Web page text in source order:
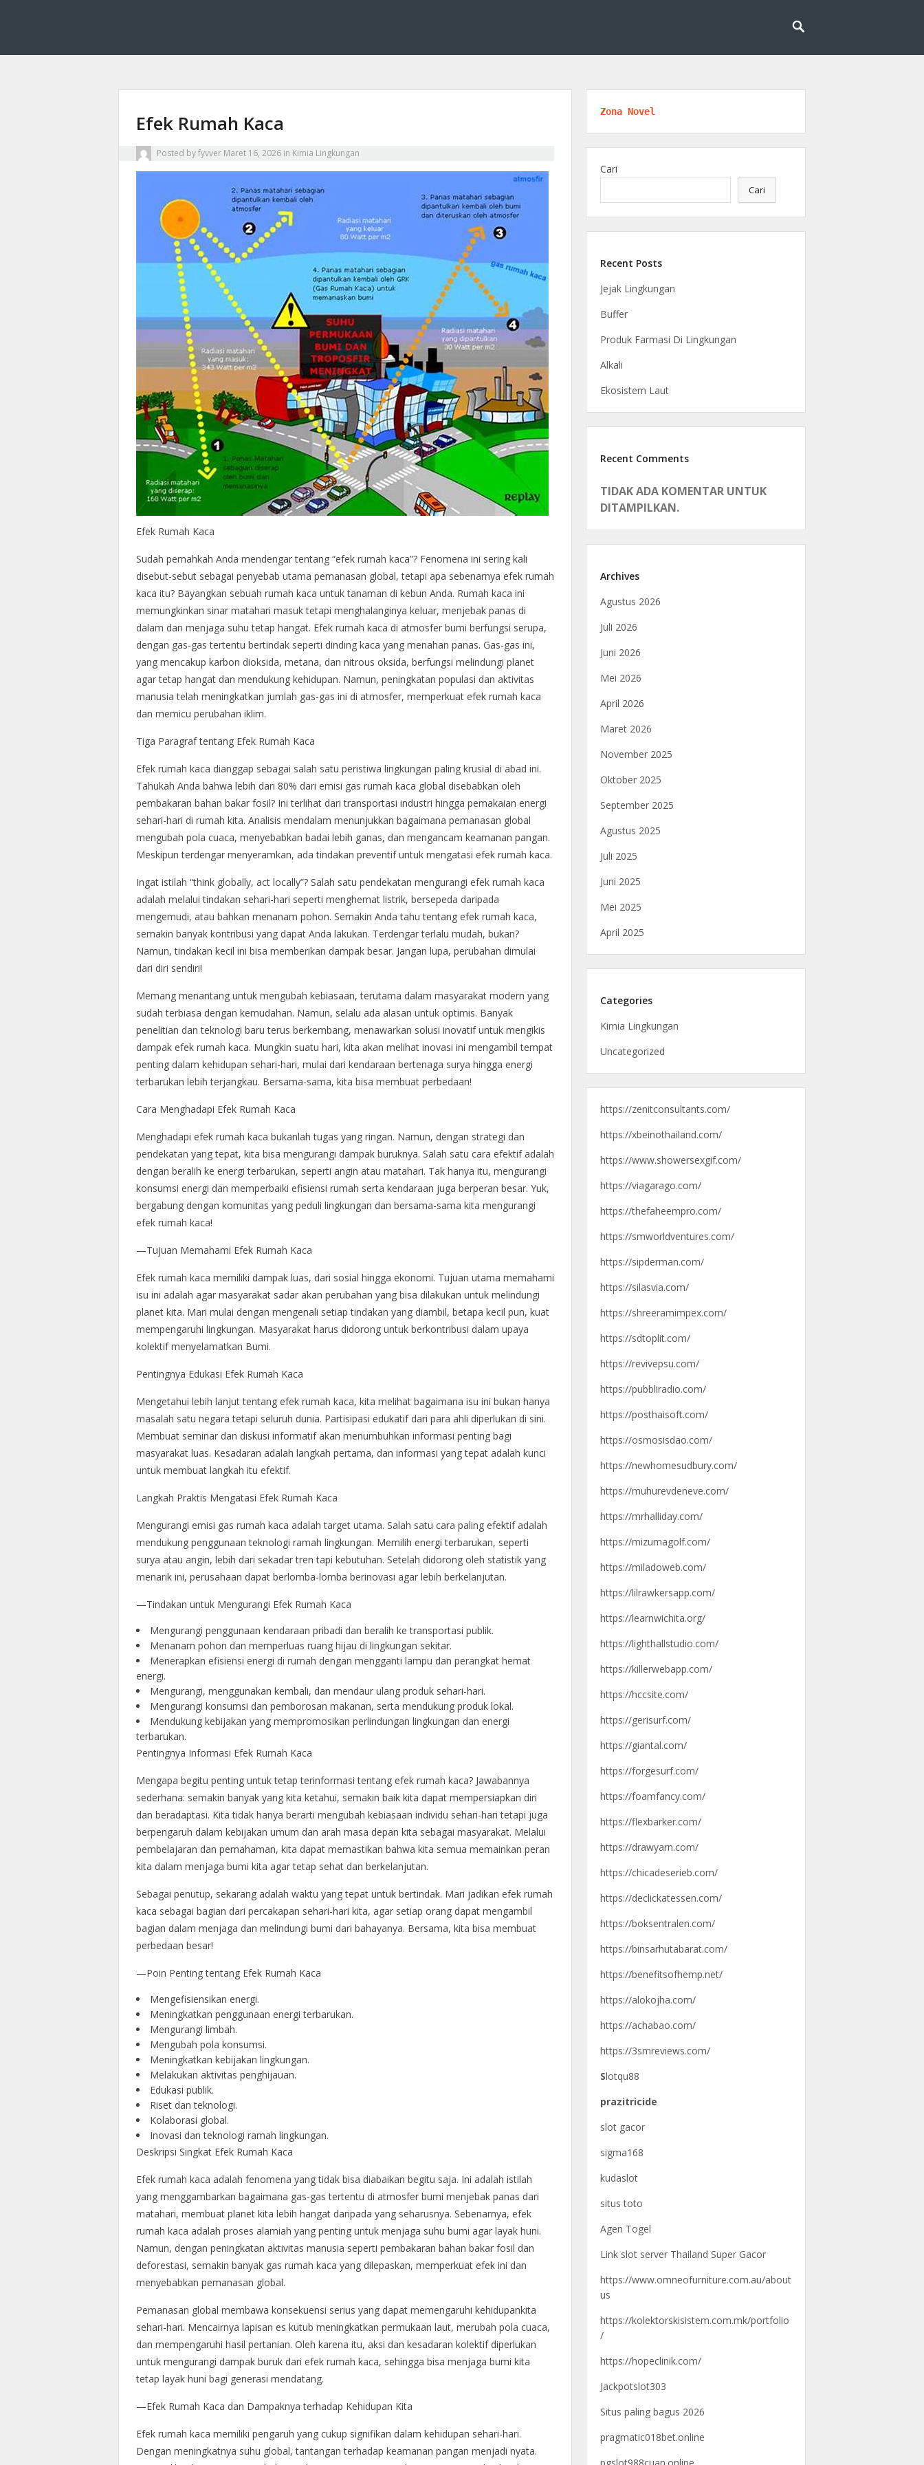
Efek Rumah Kaca
Posted byfyvver Maret 16, 2026 in Kimia Lingkungan
Efek Rumah Kaca
Sudah pernahkah Anda mendengar tentang “efek rumah kaca”? Fenomena ini sering kali
disebut-sebut sebagai penyebab utama pemanasan global, tetapi apa sebenarnya efek rumah
kaca itu? Bayangkan sebuah rumah kaca untuk tanaman di kebun Anda. Rumah kaca ini
memungkinkan sinar matahari masuk tetapi menghalanginya keluar, menjebak panas di
dalam dan menjaga suhu tetap hangat. Efek rumah kaca di atmosfer bumi berfungsi serupa,
dengan gas-gas tertentu bertindak seperti dinding kaca yang menahan panas. Gas-gas ini,
yang mencakup karbon dioksida, metana, dan nitrous oksida, berfungsi melindungi planet
agar tetap hangat dan mendukung kehidupan. Namun, peningkatan populasi dan aktivitas
manusia telah meningkatkan jumlah gas-gas ini di atmosfer, memperkuat efek rumah kaca
dan memicu perubahan iklim.
Tiga Paragraf tentang Efek Rumah Kaca
Efek rumah kaca dianggap sebagai salah satu peristiwa lingkungan paling krusial di abad ini.
Tahukah Anda bahwa lebih dari 80% dari emisi gas rumah kaca global disebabkan oleh
pembakaran bahan bakar fosil? Ini terlihat dari transportasi industri hingga pemakaian energi
sehari-hari di rumah kita. Analisis mendalam menunjukkan bagaimana pemanasan global
mengubah pola cuaca, menyebabkan badai lebih ganas, dan mengancam keamanan pangan.
Meskipun terdengar menyeramkan, ada tindakan preventif untuk mengatasi efek rumah kaca.
Ingat istilah “think globally, act locally”? Salah satu pendekatan mengurangi efek rumah kaca
adalah melalui tindakan sehari-hari seperti menghemat listrik, bersepeda daripada
mengemudi, atau bahkan menanam pohon. Semakin Anda tahu tentang efek rumah kaca,
semakin banyak kontribusi yang dapat Anda lakukan. Terdengar terlalu mudah, bukan?
Namun, tindakan kecil ini bisa memberikan dampak besar. Jangan lupa, perubahan dimulai
dari diri sendiri!
Memang menantang untuk mengubah kebiasaan, terutama dalam masyarakat modern yang
sudah terbiasa dengan kemudahan. Namun, selalu ada alasan untuk optimis. Banyak
penelitian dan teknologi baru terus berkembang, menawarkan solusi inovatif untuk mengikis
dampak efek rumah kaca. Mungkin suatu hari, kita akan melihat inovasi ini mengambil tempat
penting dalam kehidupan sehari-hari, mulai dari kendaraan bertenaga surya hingga energi
terbarukan lebih terjangkau. Bersama-sama, kita bisa membuat perbedaan!
Cara Menghadapi Efek Rumah Kaca
Menghadapi efek rumah kaca bukanlah tugas yang ringan. Namun, dengan strategi dan
pendekatan yang tepat, kita bisa mengurangi dampak buruknya. Salah satu cara efektif adalah
dengan beralih ke energi terbarukan, seperti angin atau matahari. Tak hanya itu, mengurangi
konsumsi energi dan memperbaiki efisiensi rumah serta kendaraan juga berperan besar. Yuk,
bergabung dengan komunitas yang peduli lingkungan dan bersama-sama kita mengurangi
efek rumah kaca!
—Tujuan Memahami Efek Rumah Kaca
Efek rumah kaca memiliki dampak luas, dari sosial hingga ekonomi. Tujuan utama memahami
isu ini adalah agar masyarakat sadar akan perubahan yang bisa dilakukan untuk melindungi
planet kita. Mari mulai dengan mengenali setiap tindakan yang diambil, betapa kecil pun, kuat
mempengaruhi lingkungan. Masyarakat harus didorong untuk berkontribusi dalam upaya
kolektif menyelamatkan Bumi.
Pentingnya Edukasi Efek Rumah Kaca
Mengetahui lebih lanjut tentang efek rumah kaca, kita melihat bagaimana isu ini bukan hanya
masalah satu negara tetapi seluruh dunia. Partisipasi edukatif dari para ahli diperlukan di sini.
Membuat seminar dan diskusi informatif akan menumbuhkan informasi penting bagi
masyarakat luas. Kesadaran adalah langkah pertama, dan informasi yang tepat adalah kunci
untuk membuat langkah itu efektif.
Langkah Praktis Mengatasi Efek Rumah Kaca
Mengurangi emisi gas rumah kaca adalah target utama. Salah satu cara paling efektif adalah
mendukung penggunaan teknologi ramah lingkungan. Memilih energi terbarukan, seperti
surya atau angin, lebih dari sekadar tren tapi kebutuhan. Setelah didorong oleh statistik yang
menarik ini, perusahaan dapat berlomba-lomba berinovasi agar lebih berkelanjutan.
—Tindakan untuk Mengurangi Efek Rumah Kaca
Mengurangi penggunaan kendaraan pribadi dan beralih ke transportasi publik.
Menanam pohon dan memperluas ruang hijau di lingkungan sekitar.
Menerapkan efisiensi energi di rumah dengan mengganti lampu dan perangkat hemat
energi.
Mengurangi, menggunakan kembali, dan mendaur ulang produk sehari-hari.
Mengurangi konsumsi dan pemborosan makanan, serta mendukung produk lokal.
Mendukung kebijakan yang mempromosikan perlindungan lingkungan dan energi
terbarukan.
Pentingnya Informasi Efek Rumah Kaca
Mengapa begitu penting untuk tetap terinformasi tentang efek rumah kaca? Jawabannya
sederhana: semakin banyak yang kita ketahui, semakin baik kita dapat mempersiapkan diri
dan beradaptasi. Kita tidak hanya berarti mengubah kebiasaan individu sehari-hari tetapi juga
berpengaruh dalam kebijakan umum dan arah masa depan kita sebagai masyarakat. Melalui
pembelajaran dan pemahaman, kita dapat memastikan bahwa kita semua memainkan peran
kita dalam menjaga bumi kita agar tetap sehat dan berkelanjutan.
Sebagai penutup, sekarang adalah waktu yang tepat untuk bertindak. Mari jadikan efek rumah
kaca sebagai bagian dari percakapan sehari-hari kita, agar setiap orang dapat mengambil
bagian dalam menjaga dan melindungi bumi dari bahayanya. Bersama, kita bisa membuat
perbedaan besar!
—Poin Penting tentang Efek Rumah Kaca
Mengefisiensikan energi.
Meningkatkan penggunaan energi terbarukan.
Mengurangi limbah.
Mengubah pola konsumsi.
Meningkatkan kebijakan lingkungan.
Melakukan aktivitas penghijauan.
Edukasi publik.
Riset dan teknologi.
Kolaborasi global.
Inovasi dan teknologi ramah lingkungan.
Deskripsi Singkat Efek Rumah Kaca
Efek rumah kaca adalah fenomena yang tidak bisa diabaikan begitu saja. Ini adalah istilah
yang menggambarkan bagaimana gas-gas tertentu di atmosfer bumi menjebak panas dari
matahari, membuat planet kita lebih hangat daripada yang seharusnya. Sebenarnya, efek
rumah kaca adalah proses alamiah yang penting untuk menjaga suhu bumi agar layak huni.
Namun, dengan peningkatan aktivitas manusia seperti pembakaran bahan bakar fosil dan
deforestasi, semakin banyak gas rumah kaca yang dilepaskan, memperkuat efek ini dan
menyebabkan pemanasan global.
Pemanasan global membawa konsekuensi serius yang dapat memengaruhi kehidupankita
sehari-hari. Mencairnya lapisan es kutub meningkatkan permukaan laut, merubah pola cuaca,
dan mempengaruhi hasil pertanian. Oleh karena itu, aksi dan kesadaran kolektif diperlukan
untuk mengurangi dampak buruk dari efek rumah kaca, sehingga bisa menjaga bumi kita
tetap layak huni bagi generasi mendatang.
—Efek Rumah Kaca dan Dampaknya terhadap Kehidupan Kita
Efek rumah kaca memiliki pengaruh yang cukup signifikan dalam kehidupan sehari-hari.
Dengan meningkatnya suhu global, tantangan terhadap keamanan pangan menjadi nyata.
Zona Novel
Cari
Cari
Recent Posts
Jejak Lingkungan
Buffer
Produk Farmasi Di Lingkungan
Alkali
Ekosistem Laut
Recent Comments
TIDAK ADA KOMENTAR UNTUK
DITAMPILKAN.
Archives
Agustus 2026
Juli 2026
Juni 2026
Mei 2026
April 2026
Maret 2026
November 2025
Oktober 2025
September 2025
Agustus 2025
Juli 2025
Juni 2025
Mei 2025
April 2025
Categories
Kimia Lingkungan
Uncategorized
https://zenitconsultants.com/
https://xbeinothailand.com/
https://www.showersexgif.com/
https://viagarago.com/
https://thefaheempro.com/
https://smworldventures.com/
https://sipderman.com/
https://silasvia.com/
https://shreeramimpex.com/
https://sdtoplit.com/
https://revivepsu.com/
https://pubbliradio.com/
https://posthaisoft.com/
https://osmosisdao.com/
https://newhomesudbury.com/
https://muhurevdeneve.com/
https://mrhalliday.com/
https://mizumagolf.com/
https://miladoweb.com/
https://lilrawkersapp.com/
https://learnwichita.org/
https://lighthallstudio.com/
https://killerwebapp.com/
https://hccsite.com/
https://gerisurf.com/
https://giantal.com/
https://forgesurf.com/
https://foamfancy.com/
https://flexbarker.com/
https://drawyarn.com/
https://chicadeserieb.com/
https://declickatessen.com/
https://boksentralen.com/
https://binsarhutabarat.com/
https://benefitsofhemp.net/
https://alokojha.com/
https://achabao.com/
https://3smreviews.com/
Slotqu88
prazitricide
slot gacor
sigma168
kudaslot
situs toto
Agen Togel
Link slot server Thailand Super Gacor
https://www.omneofurniture.com.au/about
us
https://kolektorskisistem.com.mk/portfolio
/
https://hopeclinik.com/
Jackpotslot303
Situs paling bagus 2026
pragmatic018bet.online